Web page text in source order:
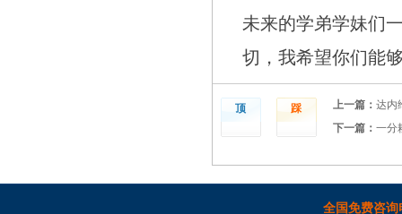
未来的学弟学妹们
切，我希望你们能
顶 踩 上一篇： 达内
下一篇： 一分
全国免费咨询